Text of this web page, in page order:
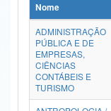
Ministério da Ciência,
Ministério do Meio Ambiente
Ministério do Turismo
Ministério do
Nome
ADMINISTRAÇÃO
PÚBLICA E DE
EMPRESAS,
CIÊNCIAS
CONTÁBEIS E
TURISMO